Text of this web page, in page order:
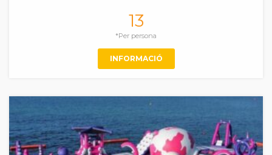
13
*Per persona
INFORMACIÓ